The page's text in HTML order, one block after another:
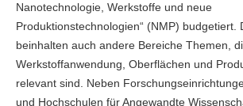
Nanotechnologie, Werkstoffe und neue
Produktionstechnologien“ (NMP) budgetiert.
beinhalten auch andere Bereiche Themen,
Werkstoffanwendung, Oberflächen und
relevant sind. Neben
und Hochschulen für Angewandte